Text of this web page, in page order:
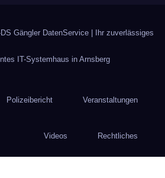
Gängler DatenService | Ihr zuverlässiges
IT-Systemhaus in Arnsberg
Polizeibericht Veranstaltungen
Videos Rechtliches